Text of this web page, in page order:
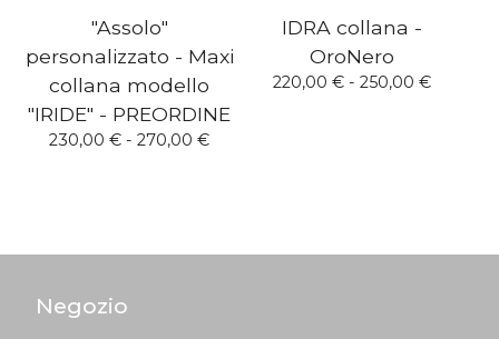
"Assolo"
personalizzato - Maxi
collana modello
"IRIDE" - PREORDINE
230,00 € - 270,00 €
IDRA collana -
OroNero
220,00 € - 250,00 €
Negozio